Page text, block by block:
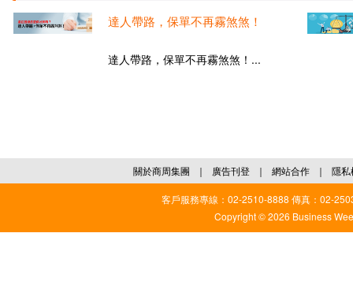
達人帶路，保單不再霧煞煞！
達人帶路，保單不再霧煞煞！...
關於商周集團 ｜ 廣告刊登 ｜ 網站合作 ｜ 隱私
客戶服務專線：02-2510-8888 傳真：02-
Copyright © 2026 Business